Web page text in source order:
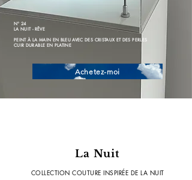
N° 24
LA NUIT - RÊVE
PEINT À LA MAIN EN BLEU AVEC DES CRISTAUX ET DES PERLES
CUIR DURABLE EN PLATINE
Achetez-moi
La Nuit
COLLECTION COUTURE INSPIRÉE DE LA NUIT